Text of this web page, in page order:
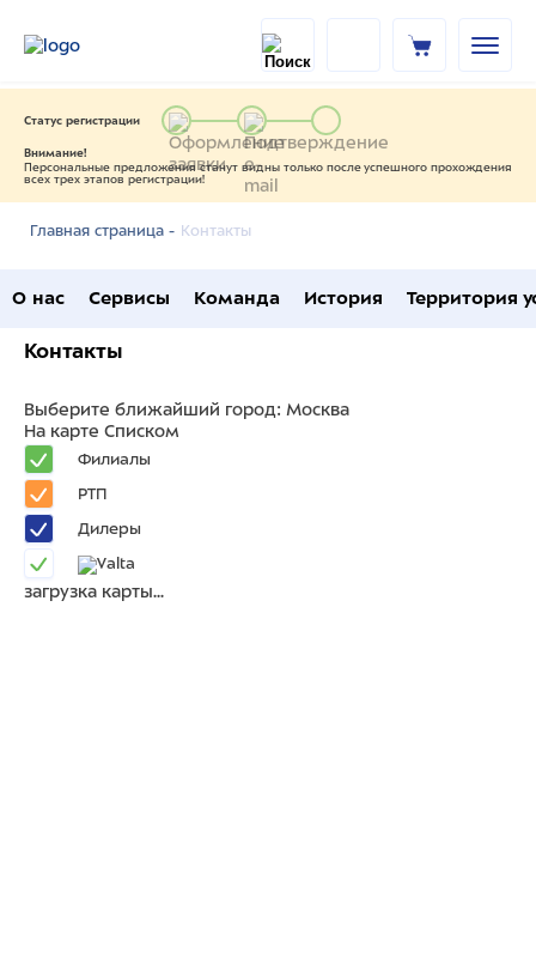
Статус регистрации
Внимание!
Персональные предложения станут видны только после успешного прохождения
всех трех этапов регистрации!
Главная страница - Контакты
О нас Сервисы Команда История Территория
Контакты
Выберите ближайший город: Москва
На карте Списком
Филиалы
РТП
Дилеры
загрузка карты...